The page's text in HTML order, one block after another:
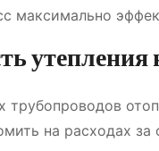
максимально
трубопроводов
на расходах